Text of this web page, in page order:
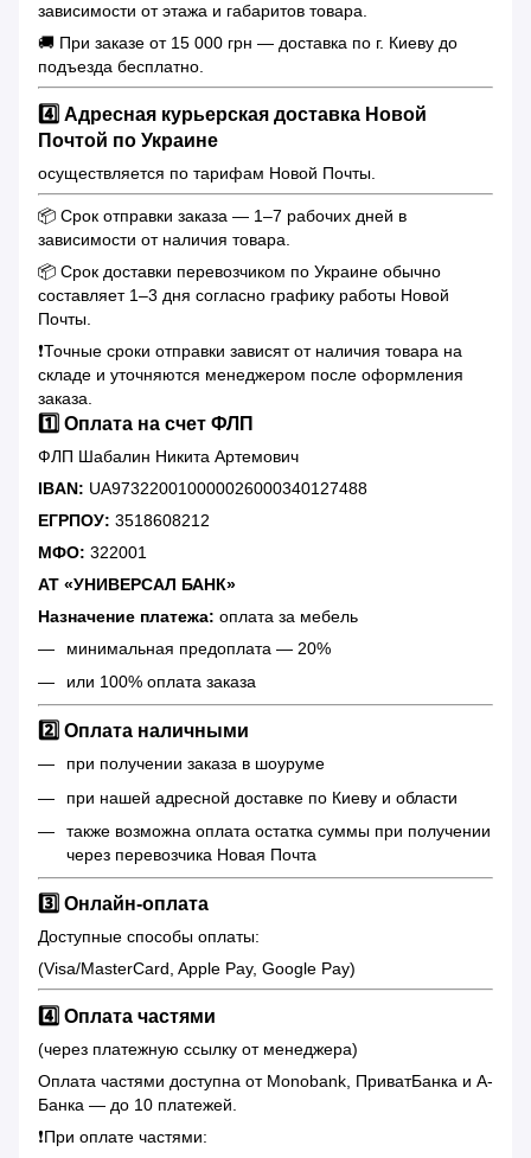
зависимости от этажа и габаритов товара.
🚚 При заказе от 15 000 грн — доставка по г. Киеву до
подъезда бесплатно.
4️⃣ Адресная курьерская доставка Новой
Почтой по Украине
осуществляется по тарифам Новой Почты.
📦 Срок отправки заказа — 1–7 рабочих дней в
зависимости от наличия товара.
📦 Срок доставки перевозчиком по Украине обычно
составляет 1–3 дня согласно графику работы Новой
Почты.
❗️Точные сроки отправки зависят от наличия товара на
складе и уточняются менеджером после оформления
заказа.
1️⃣ Оплата на счет ФЛП
ФЛП Шабалин Никита Артемович
IBAN: UA973220010000026000340127488
ЕГРПОУ: 3518608212
МФО: 322001
АТ «УНИВЕРСАЛ БАНК»
Назначение платежа: оплата за мебель
минимальная предоплата — 20%
или 100% оплата заказа
2️⃣ Оплата наличными
при получении заказа в шоуруме
при нашей адресной доставке по Киеву и области
также возможна оплата остатка суммы при получении
через перевозчика Новая Почта
3️⃣ Онлайн-оплата
Доступные способы оплаты:
(Visa/MasterCard, Apple Pay, Google Pay)
4️⃣ Оплата частями
(через платежную ссылку от менеджера)
Оплата частями доступна от Monobank, ПриватБанка и А-
Банка — до 10 платежей.
❗️При оплате частями: